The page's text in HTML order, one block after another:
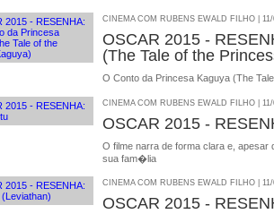
CINEMA COM RUBENS EWALD FILHO |
OSCAR 2015 -
(The Tale of the
O Conto da Princesa Kaguya (The
CINEMA COM RUBENS EWALD FILHO |
OSCAR 2015 -
O filme narra de forma clara e,
sua fam�lia
CINEMA COM RUBENS EWALD FILHO |
OSCAR 2015 -